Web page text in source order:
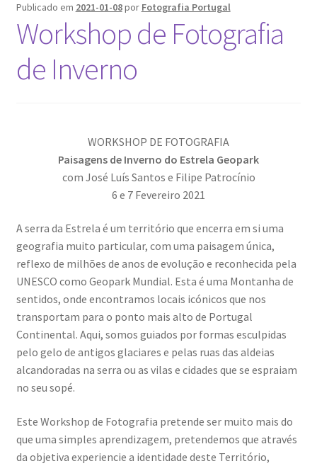
“Um Rio, Uma Serra”, de Manuel Justo Gardete
«FOTO | PHOTO PORTUGAL»
Ana Dias – Uma viagem ao mundo Playboy
Ana Manuel Mestre vence Maratona Fotográfica Fnac
Cabo Mondego
Encontros da Imagem
Enlaçando o Douro…
Fashion on movement
Fotograficamente
Publicado em 2021-01-08por Fotografia Portugal
Workshop de Fotografia
de Inverno
WORKSHOP DE FOTOGRAFIA
Paisagens de Inverno do Estrela Geopark
com José Luís Santos e Filipe Patrocínio
6 e 7 Fevereiro 2021
A serra da Estrela é um território que encerra em si uma
geografia muito particular, com uma paisagem única,
reflexo de milhões de anos de evolução e reconhecida pela
UNESCO como Geopark Mundial. Esta é uma Montanha de
sentidos, onde encontramos locais icónicos que nos
transportam para o ponto mais alto de Portugal
Continental. Aqui, somos guiados por formas esculpidas
pelo gelo de antigos glaciares e pelas ruas das aldeias
alcandoradas na serra ou as vilas e cidades que se espraiam
no seu sopé.
Este Workshop de Fotografia pretende ser muito mais do
que uma simples aprendizagem, pretendemos que através
da objetiva experiencie a identidade deste Território,